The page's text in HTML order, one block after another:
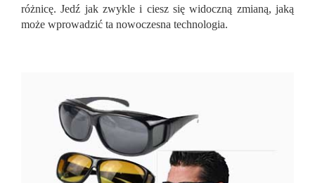
różnicę. Jedź jak zwykle i ciesz się widoczną zmianą, jaką
może wprowadzić ta nowoczesna technologia.